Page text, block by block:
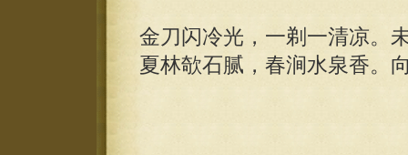
金刀闪冷光，一剃一清凉。
夏林欹石腻，春涧水泉香。